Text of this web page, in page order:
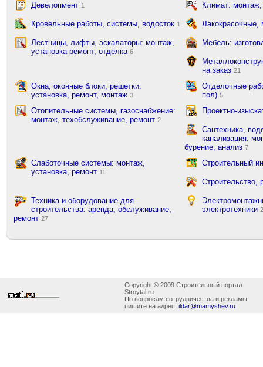
Девелопмент 1 Климат:
Кровельные работы, системы, водосток 1
Лестницы, лифты, эскалаторы: монтаж,
установка ремонт, отделка 6
Мебель:
на заказ 21
Окна, оконные блоки, решетки:
установка, ремонт, монтаж 3
Отделочные
пол) 5
Отопительные системы, газоснабжение:
монтаж, техобслуживание, ремонт 2
Проектно-
Сантехника,
канализация:
бурение, анализ 7
Слаботочные системы: монтаж,
установка, ремонт 11
Строительный
Строительство,
Техника и оборудование для
строительства: аренда, обслуживание,
ремонт 27
электротехники
Copyright © 2009 Строительный портал
Stroytal.ru
По вопросам сотрудничества и рекламы
пишите на адрес: ildar@mamyshev.ru